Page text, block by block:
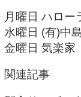
月曜日 ハロー
水曜日 (有)中
金曜日 気楽家
関連記事